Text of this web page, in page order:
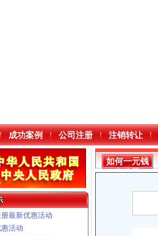
成功案例 公司注册 注销转让
最新优惠活动
活动
如何一元钱
办公司